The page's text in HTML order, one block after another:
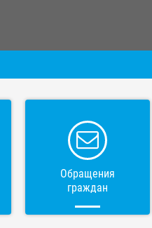
Обращения
граждан